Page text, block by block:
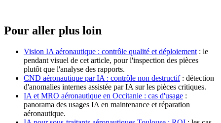
Pour aller plus loin
Vision IA aéronautique : contrôle qualité et déploiement : le
pendant visuel de cet article, pour l'inspection des pièces
plutôt que l'analyse des rapports.
CND aéronautique par IA : contrôle non destructif: détection
d'anomalies internes assistée par IA sur les pièces critiques.
IA et MRO aéronautique en Occitanie : cas d'usage :
panorama des usages IA en maintenance et réparation
aéronautique.